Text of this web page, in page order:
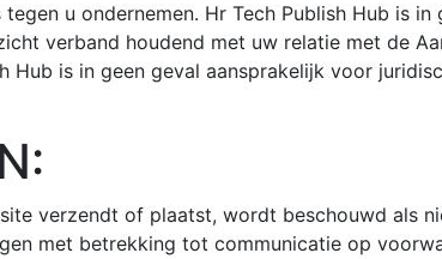
u ondernemen. Hr Tech Publish Hub is
verband houdend met uw relatie met de
Hub is in geen geval aansprakelijk voor
verzendt of plaatst, wordt beschouwd als
met betrekking tot communicatie op